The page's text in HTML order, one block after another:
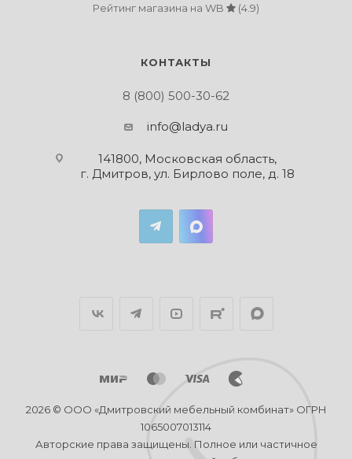
Рейтинг магазина на WB
(4.9)
КОНТАКТЫ
8 (800) 500-30-62
info@ladya.ru
141800, Московская область,
г. Дмитров, ул. Бирлово поле, д. 18
2026 © ООО «Дмитровский мебельный комбинат» ОГРН
1065007013114
Авторские права защищены. Полное или частичное